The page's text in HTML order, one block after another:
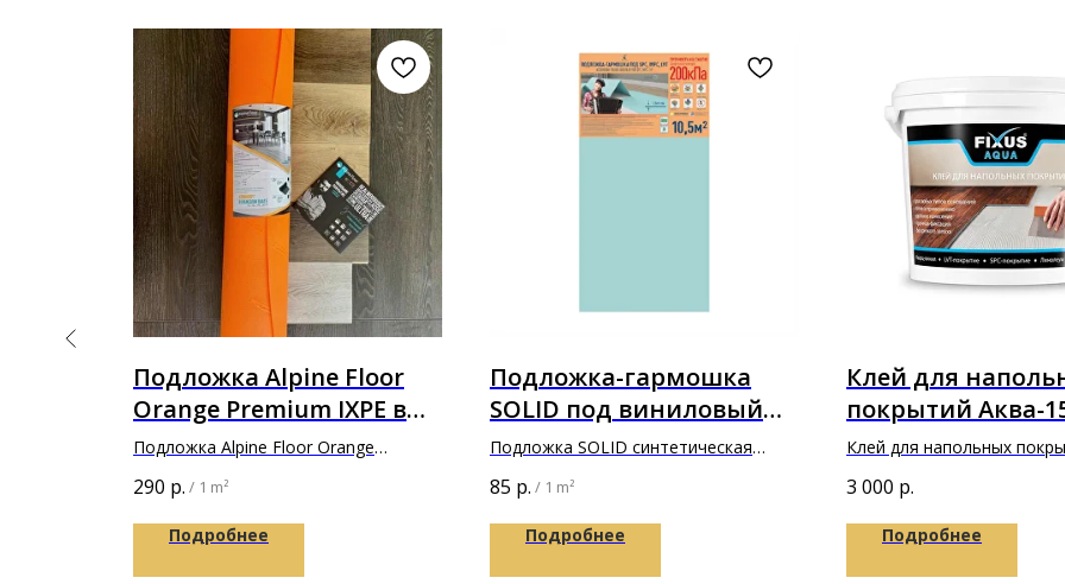
Подложка Alpine Floor
Orange Premium IXPE в
толщине 1,5мм
Подложка Alpine Floor Orange
290 р. / 1 m²
Подробнее
Подложка-гармошка
SOLID под виниловый
замковой ламинат (SPC,
WPC, LVT) в толщине
1,5мм
Подложка SOLID синтетическая
85 р. / 1 m²
Подробнее
Клей для
покрытий Аква-
"Фиксус"
Клей для напольных
3 000 р.
Подробнее